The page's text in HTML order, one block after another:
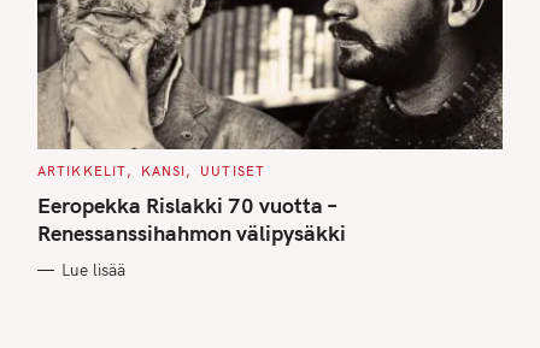
C
T
E
G
O
I
ARTIKKELIT KANSI UUTISET
Eeropekka Rislakki 70 vuotta –
Renessanssihahmon välipysäkki
Lue lisää